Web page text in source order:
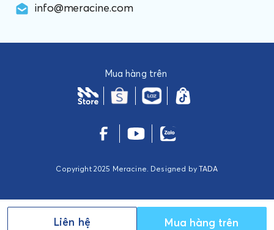
info@meracine.com
Copyright 2025 Meracine. Designed by TADA
Mua hàng trên
Liên hệ Mua hàng trên